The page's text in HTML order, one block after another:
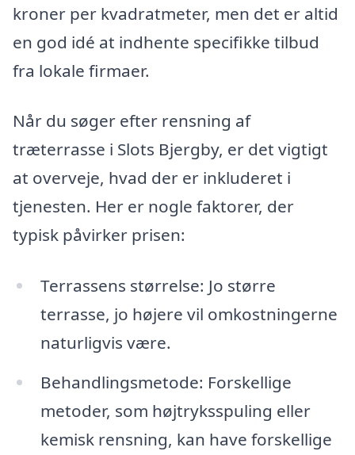
kroner per kvadratmeter, men det er altid
en god idé at indhente specifikke tilbud
fra lokale firmaer.
Når du søger efter rensning af
træterrasse i Slots Bjergby, er det vigtigt
at overveje, hvad der er inkluderet i
tjenesten. Her er nogle faktorer, der
typisk påvirker prisen:
Terrassens størrelse: Jo større
terrasse, jo højere vil omkostningerne
naturligvis være.
Behandlingsmetode: Forskellige
metoder, som højtryksspuling eller
kemisk rensning, kan have forskellige